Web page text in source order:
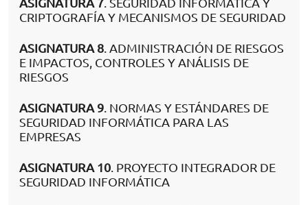
ASIGNATURA 7. SEGURIDAD INFORMÁTICA Y
CRIPTOGRAFÍA Y MECANISMOS DE SEGURIDAD
ASIGNATURA 8. ADMINISTRACIÓN DE RIESGOS
E IMPACTOS, CONTROLES Y ANÁLISIS DE
RIESGOS
ASIGNATURA 9. NORMAS Y ESTÁNDARES DE
SEGURIDAD INFORMÁTICA PARA LAS
EMPRESAS
ASIGNATURA 10. PROYECTO INTEGRADOR DE
SEGURIDAD INFORMÁTICA